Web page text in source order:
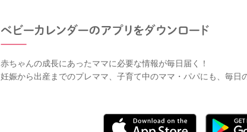
赤ちゃんの成長にあったママに必要な情報が毎日届く！
妊娠から出産までのプレママ、子育て中のママ・パパにも、毎日